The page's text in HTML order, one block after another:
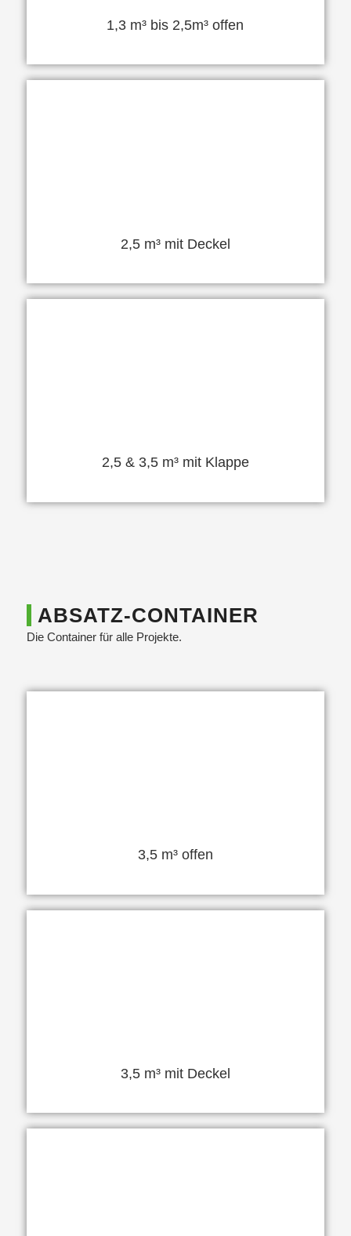
1,3 m³ bis 2,5m³ offen
2,5 m³ mit Deckel
2,5 & 3,5 m³ mit Klappe
ABSATZ-CONTAINER
Die Container für alle Projekte.
3,5 m³ offen
3,5 m³ mit Deckel